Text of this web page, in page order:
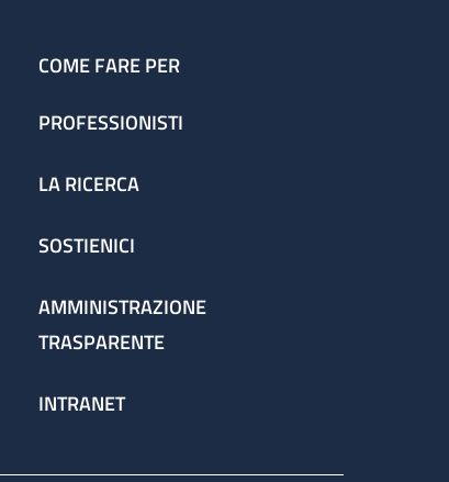
COME FARE PER
PROFESSIONISTI
LA RICERCA
SOSTIENICI
AMMINISTRAZIONE
TRASPARENTE
INTRANET